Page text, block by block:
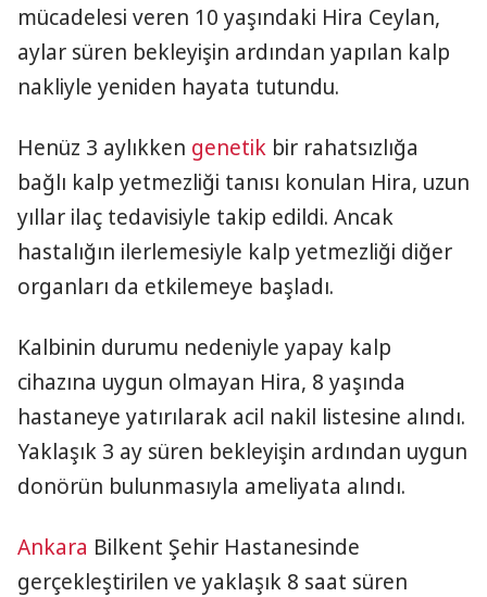
mücadelesi veren 10 yaşındaki Hira Ceylan,
aylar süren bekleyişin ardından yapılan kalp
nakliyle yeniden hayata tutundu.
Henüz 3 aylıkken genetik bir rahatsızlığa
bağlı kalp yetmezliği tanısı konulan Hira, uzun
yıllar ilaç tedavisiyle takip edildi. Ancak
hastalığın ilerlemesiyle kalp yetmezliği diğer
organları da etkilemeye başladı.
Kalbinin durumu nedeniyle yapay kalp
cihazına uygun olmayan Hira, 8 yaşında
hastaneye yatırılarak acil nakil listesine alındı.
Yaklaşık 3 ay süren bekleyişin ardından uygun
donörün bulunmasıyla ameliyata alındı.
Ankara Bilkent Şehir Hastanesinde
gerçekleştirilen ve yaklaşık 8 saat süren